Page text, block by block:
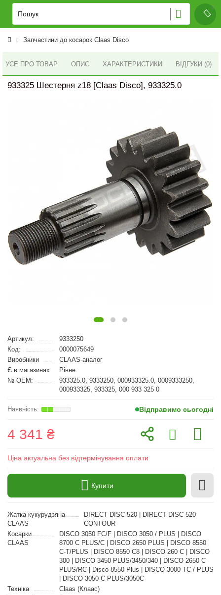
Запчастини до косарок Claas Disco
УСЕ ПРО ТОВАР ОПИС ХАРАКТЕРИСТИКИ ВІДГУКИ (0)
933325 Шестерня z18 [Claas Disco], 933325.0
Артикул:
9333250
Код:
0000075649
Виробники
CLAAS-аналог
Є в магазинах:
Рівне
№ OEM:
933325.0, 9333250, 000933325.0, 0009333250,
000933325, 933325, 000 933 325 0
Відправимо сьогодні
4 341 ₴
Ціна актуальна без відтермінування оплати
Купити
Жатка кукурудзяна
CLAAS
DIRECT DISC 520 | DIRECT DISC 520
CONTOUR
Косарки
CLAAS
DISCO 3050 FC/F | DISCO 3050 / PLUS | DISCO
8700 C PLUS/C | DISCO 2650 PLUS | DISCO 8550
C-T/PLUS | DISCO 8550 C8 | DISCO 260 C | DISCO
300 | DISCO 3450 PLUS/3450/340 | DISCO 2650 C
PLUS/RC | Disco 8550 Plus | DISCO 3000 TC / PLUS
| DISCO 3050 C PLUS/3050C
Техніка
Claas (Клаас)